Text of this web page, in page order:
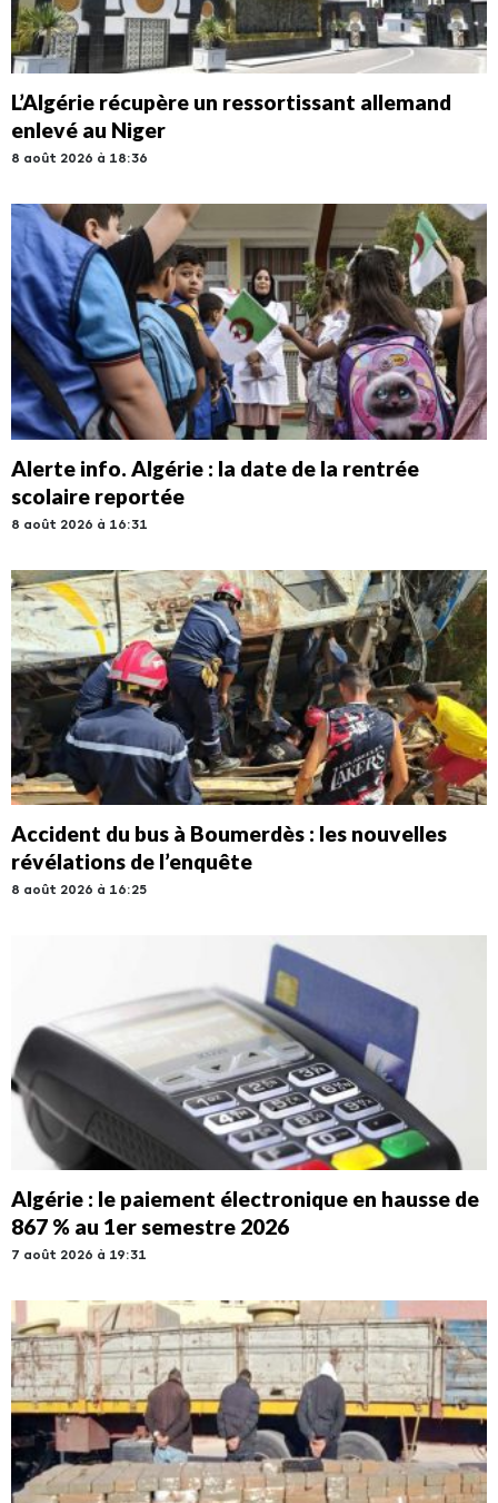
L’Algérie récupère un ressortissant allemand
enlevé au Niger
8 août 2026 à 18:36
Alerte info. Algérie : la date de la rentrée
scolaire reportée
8 août 2026 à 16:31
Accident du bus à Boumerdès : les nouvelles
révélations de l’enquête
8 août 2026 à 16:25
Algérie : le paiement électronique en hausse de
867 % au 1er semestre 2026
7 août 2026 à 19:31